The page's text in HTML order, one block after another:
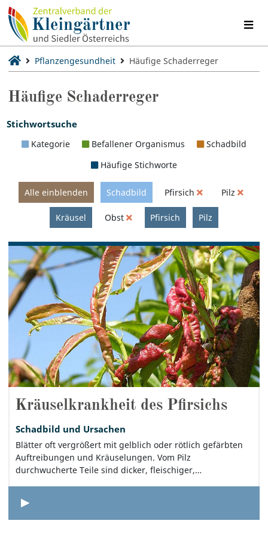
Pflanzengesundheit Häufige Schaderreger
Häufige Schaderreger
Stichwortsuche
Kategorie Befallener Organismus
Schadbild
Häufige Stichworte
Alle einblenden Schadbild Pfirsich Pilz
Kräusel Obst Pfirsich Pilz
Kräuselkrankheit des Pfirsichs
Schadbild und Ursachen
Blätter oft vergrößert mit gelblich oder rötlich gefärbten
Auftreibungen und Kräuselungen. Vom Pilz
durchwucherte Teile sind dicker, fleischiger,…